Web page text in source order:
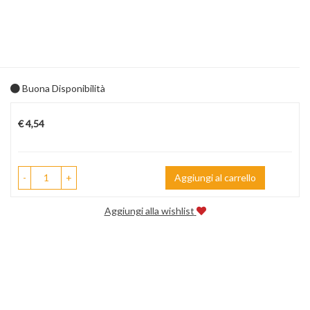
Buona Disponibilità
Prezzo
€ 4,54
- + Aggiungi al carrello
Aggiungi alla wishlist